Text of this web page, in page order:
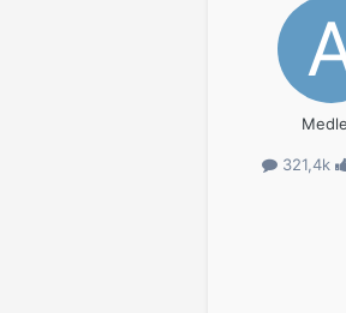
321,4k